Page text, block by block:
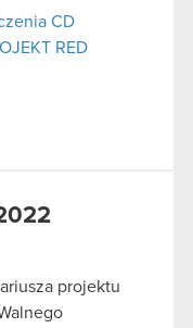
CD
RED
projektu